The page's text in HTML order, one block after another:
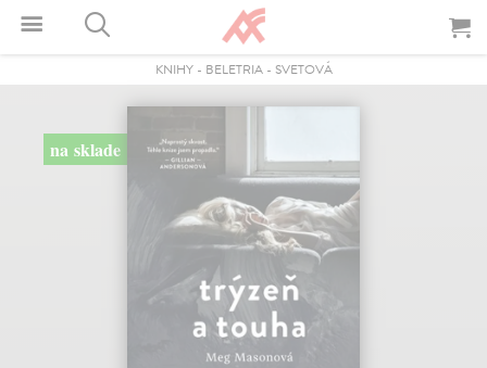
KNIHY- BELETRIA- SVETOVÁ
na sklade